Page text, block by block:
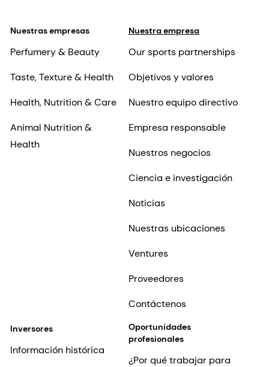
Nuestras empresas
Perfumery & Beauty
Taste, Texture & Health
Health, Nutrition & Care
Animal Nutrition &
Health
Nuestra empresa
Our sports partnerships
Objetivos y valores
Nuestro equipo directivo
Empresa responsable
Nuestros negocios
Ciencia e investigación
Noticias
Nuestras ubicaciones
Ventures
Proveedores
Contáctenos
Inversores
Información histórica
Oportunidades
profesionales
¿Por qué trabajar para